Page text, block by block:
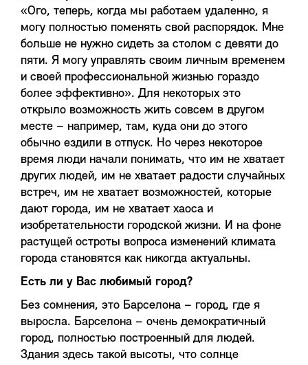
«Ого, теперь, когда мы работаем удаленно, я
могу полностью поменять свой распорядок. Мне
больше не нужно сидеть за столом с девяти до
пяти. Я могу управлять своим личным временем
и своей профессиональной жизнью гораздо
более эффективно». Для некоторых это
открыло возможность жить совсем в другом
месте – например, там, куда они до этого
обычно ездили в отпуск. Но через некоторое
время люди начали понимать, что им не хватает
других людей, им не хватает радости случайных
встреч, им не хватает возможностей, которые
дают города, им не хватает хаоса и
изобретательности городской жизни. И на фоне
растущей остроты вопроса изменений климата
города становятся как никогда актуальны.
Есть ли у Вас любимый город?
Без сомнения, это Барселона – город, где я
выросла. Барселона – очень демократичный
город, полностью построенный для людей.
Здания здесь такой высоты, что солнце